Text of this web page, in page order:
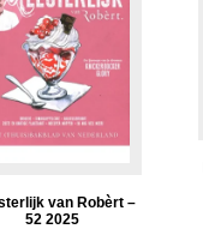
van Robèrt –
52 2025